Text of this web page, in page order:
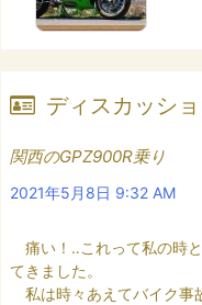
ディスカッシ
関西のGPZ900R乗り
2021年5月8日 9:32 AM
痛い！‥これって私の時
てきました。
私は時々あえてバイク事